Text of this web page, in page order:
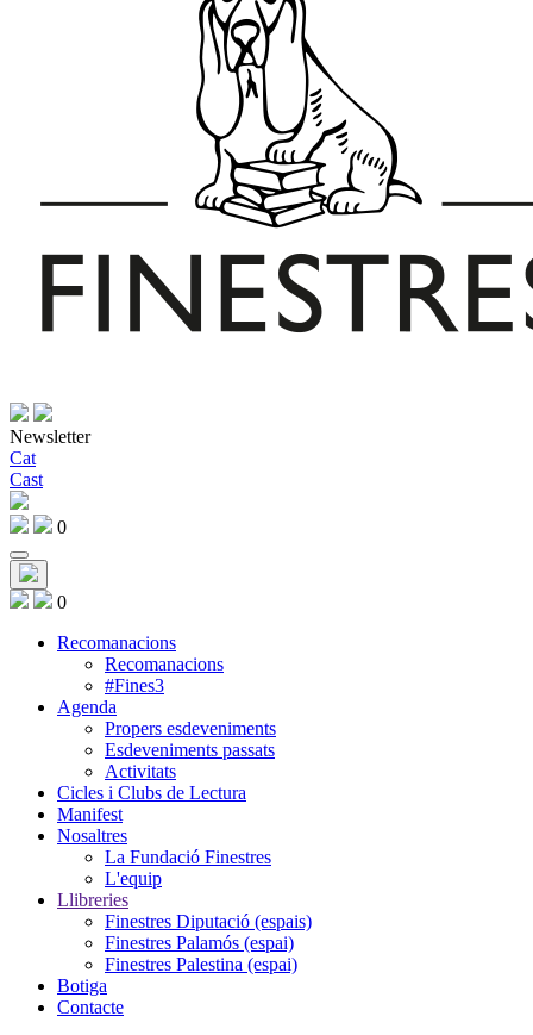
Newsletter
Cat
Cast
0
0
Recomanacions
Recomanacions
#Fines3
Agenda
Propers esdeveniments
Esdeveniments passats
Activitats
Cicles i Clubs de Lectura
Manifest
Nosaltres
La Fundació Finestres
L'equip
Llibreries
Finestres Diputació (espais)
Finestres Palamós (espai)
Finestres Palestina (espai)
Botiga
Contacte